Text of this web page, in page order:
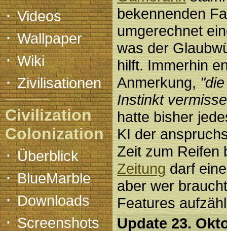
·Videos
·Wallpaper
·Wiki
·Zivilisationen
Civilization
Colonization
·Überblick
·BlueMarble
·Downloads
·Screenshots
bekennenden
umgerechnet
was der
hilft. Immerhin
Anmerkung,
Instinkt
hatte bisher
KI der
Zeit zum Reifen
Zeitungdarf
aber wer
Features
Update 23.